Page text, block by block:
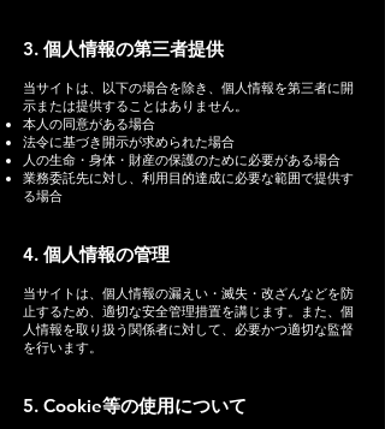
3. 個人情報の第三者提供
当サイトは、以下の場合を除き、個人情報を第三者に開
示または提供することはありません。
本人の同意がある場合
法令に基づき開示が求められた場合
人の生命・身体・財産の保護のために必要がある場合
業務委託先に対し、利用目的達成に必要な範囲で提供す
る場合
4. 個人情報の管理
当サイトは、個人情報の漏えい・滅失・改ざんなどを防
止するため、適切な安全管理措置を講じます。また、個
人情報を取り扱う関係者に対して、必要かつ適切な監督
を行います。
5. Cookie等の使用について